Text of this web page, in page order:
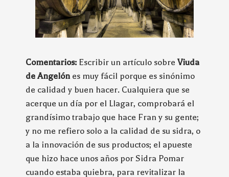
Comentarios: Escribir un artículo sobreViuda
de Angelón es muy fácil porque es sinónimo
de calidad y buen hacer. Cualquiera que se
acerque un día por el Llagar, comprobará el
grandísimo trabajo que hace Fran y su gente;
y no me refiero solo a la calidad de su sidra, o
a la innovación de sus productos; el apueste
que hizo hace unos años por Sidra Pomar
cuando estaba quiebra, para revitalizar la